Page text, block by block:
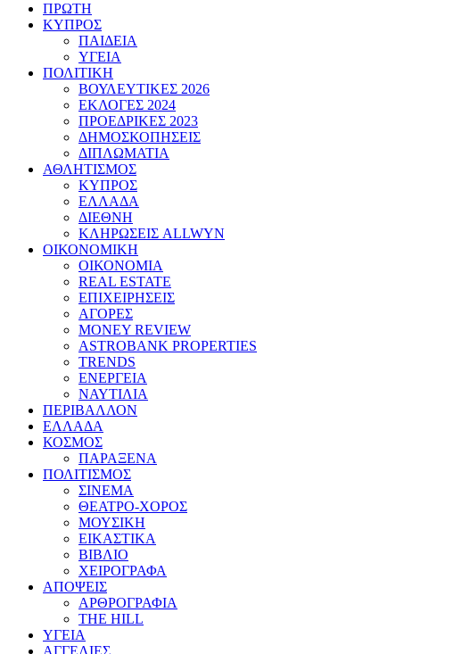
ΠΡΩΤΗ
ΚΥΠΡΟΣ
ΠΑΙΔΕΙΑ
ΥΓΕΙΑ
ΠΟΛΙΤΙΚΗ
ΒΟΥΛΕΥΤΙΚΕΣ 2026
ΕΚΛΟΓΕΣ 2024
ΠΡΟΕΔΡΙΚΕΣ 2023
ΔΗΜΟΣΚΟΠΗΣΕΙΣ
ΔΙΠΛΩΜΑΤΙΑ
ΑΘΛΗΤΙΣΜΟΣ
ΚΥΠΡΟΣ
ΕΛΛΑΔΑ
ΔΙΕΘΝΗ
ΚΛΗΡΩΣΕΙΣ ALLWYN
ΟΙΚΟΝΟΜΙΚΗ
ΟΙΚΟΝΟΜΙΑ
REAL ESTATE
ΕΠΙΧΕΙΡΗΣΕΙΣ
ΑΓΟΡΕΣ
MONEY REVIEW
ASTROBANK PROPERTIES
TRENDS
ΕΝΕΡΓΕΙΑ
ΝΑΥΤΙΛΙΑ
ΠΕΡΙΒΑΛΛΟΝ
ΕΛΛΑΔΑ
ΚΟΣΜΟΣ
ΠΑΡΑΞΕΝΑ
ΠΟΛΙΤΙΣΜΟΣ
ΣΙΝΕΜΑ
ΘΕΑΤΡΟ-ΧΟΡΟΣ
ΜΟΥΣΙΚΗ
ΕΙΚΑΣΤΙΚΑ
ΒΙΒΛΙΟ
ΧΕΙΡΟΓΡΑΦΑ
ΑΠΟΨΕΙΣ
ΑΡΘΡΟΓΡΑΦΙΑ
THE HILL
ΥΓΕΙΑ
ΑΓΓΕΛΙΕΣ